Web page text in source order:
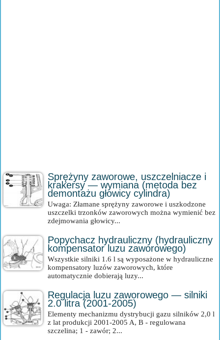
Sprężyny zaworowe, uszczelniacze i
krakersy — wymiana (metoda bez
demontażu głowicy cylindra)
Uwaga: Złamane sprężyny zaworowe i uszkodzone
uszczelki trzonków zaworowych można wymienić bez
zdejmowania głowicy...
Popychacz hydrauliczny (hydrauliczny
kompensator luzu zaworowego)
Wszystkie silniki 1.6 l są wyposażone w hydrauliczne
kompensatory luzów zaworowych, które
automatycznie dobierają luzy...
Regulacja luzu zaworowego — silniki
2.0 litra (2001-2005)
Elementy mechanizmu dystrybucji gazu silników 2,0 l
z lat produkcji 2001-2005 A, B - regulowana
szczelina; 1 - zawór; 2...